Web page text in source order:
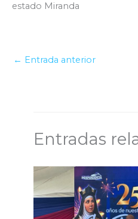
estado Miranda
← Entrada anterior
Entradas